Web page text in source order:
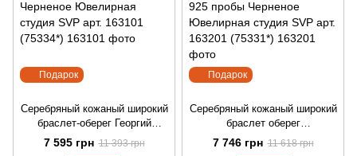
Подарок
Серебряный кожаный широкий
браслет-оберег Георгий
Победоносец 21 см Серебро
925 пробы Черненое
7 595 грн 11 393 грн
Подарок
Серебряный кожаный широкий
браслет оберег
Семистрельная Богородица с
Молитвой 21 см Серебро 925
7 746 грн 11 618 грн